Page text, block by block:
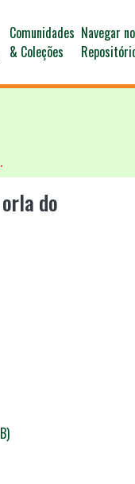
Comunidades
& Coleções
Navegar no
Socorro
do